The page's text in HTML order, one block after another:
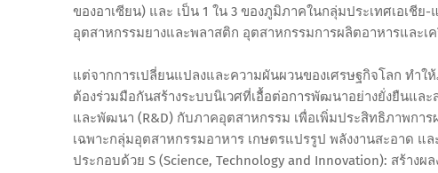
ของอาเซียน) และ เป็น 1 ใน 3 ของภูมิภาคในกลุ่มประเทศเอเชี
อุตสาหกรรมยางและพลาสติก อุตสาหกรรมการผลิตอาหารและ
แต่จากการเปลี่ยนแปลงและความผันผวนของเศรษฐกิจโลก ทำ
ต้องร่วมมือกันสร้างระบบนิเวศที่เอื้อต่อการพัฒนาอย่างยั่งยืนแล
และพัฒนา (R&D) กับภาคอุตสาหกรรม เพื่อเพิ่มประสิทธิภาพก
เฉพาะกลุ่มอุตสาหกรรมอาหาร เกษตรแปรรูป พลังงานสะอาด แ
ประกอบด้วย S (Science, Technology and Innovation): สร้า